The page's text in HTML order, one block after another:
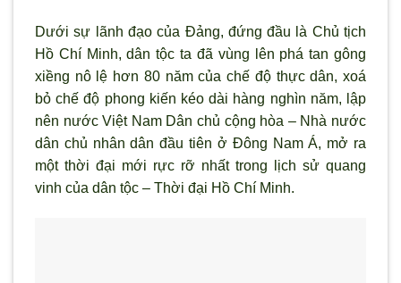
Dưới sự l ãnh đạo của Đảng, đứng đầu là Chủ tịch
Hồ Chí Minh, dân tộc ta đã vùng lên phá tan gông
xiềng nô lệ hơn 80 năm của chế độ thực dân, xoá
bỏ chế độ phong kiến kéo dài hàng nghìn năm, lập
nên nước Việt Nam Dân chủ cộng hòa – Nhà nước
dân chủ nhân dân đầu tiên ở Đông Nam Á, mở ra
một thời đại mới rực rỡ nhất trong lịch sử quang
vinh của dân tộc – Thời đại Hồ Chí Minh.